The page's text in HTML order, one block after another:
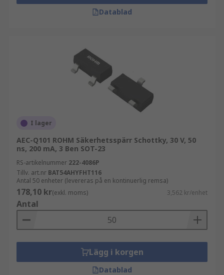
Datablad
I lager
AEC-Q101 ROHM Säkerhetsspärr Schottky, 30 V, 50
ns, 200 mA, 3 Ben SOT-23
RS-artikelnummer 222-4086P
Tillv. art.nr BAT54AHYFHT116
Antal 50 enheter (levereras på en kontinuerlig remsa)
178,10 kr(exkl. moms) 3,562 kr/enhet
Antal
Lägg i korgen
Datablad